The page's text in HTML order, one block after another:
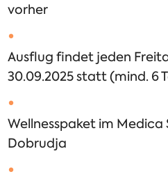
vorher
Ausflug findet jeden
30.09.2025 statt (mind. 6
Wellnesspaket im Medica
Dobrudja